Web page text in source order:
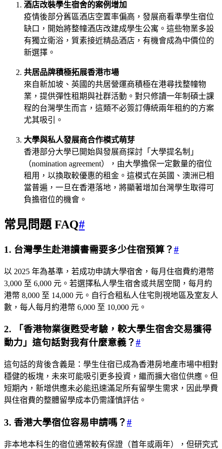
酒店改裝學生宿舍的案例增加
疫情後部分舊區酒店空置率偏高，發展商看準學生宿位
缺口，開始將整幢酒店改建成學生公寓。這些物業多設
有獨立衛浴，質素接近精品酒店，有機會成為中價位的
新選擇。
共居品牌積極拓展香港市場
來自新加坡、英國的共居營運商積極在港尋找整幢物
業，提供彈性租期與社群活動。對只修讀一年制碩士課
程的台灣學生而言，這類不必簽訂傳統兩年租約的方案
尤其吸引。
大學與私人發展商合作模式萌芽
香港部分大學已開始與發展商探討「大學提名制」
（nomination agreement），由大學擔保一定數量的宿位
租用，以換取較優惠的租金。這模式在英國、澳洲已相
當普遍，一旦在香港落地，將顯著增加台灣學生取得可
負擔宿位的機會。
常見問題 FAQ#
1. 台灣學生赴港讀書需要多少住宿預算？#
以 2025 年為基準，若成功申請大學宿舍，每月住宿費約港幣
3,000 至 6,000 元。若選擇私人學生宿舍或共居空間，每月約
港幣 8,000 至 14,000 元。自行合租私人住宅則視地區及室友人
數，每人每月約港幣 6,000 至 10,000 元。
2. 「香港物業復甦受考驗，較大學生宿舍交易獲得
動力」這句話對我有什麼意義？#
這句話的背後含義是：學生住宿已成為香港房地產市場中相對
穩健的板塊，未來可能吸引更多投資，繼而擴大宿位供應。但
短期內，新增供應未必能迅速滿足所有留學生需求，因此學費
與住宿費的整體留學成本仍需謹慎評估。
3. 香港大學宿位容易申請嗎？#
非本地本科生的宿位通常較有保證（首年或兩年），但研究式